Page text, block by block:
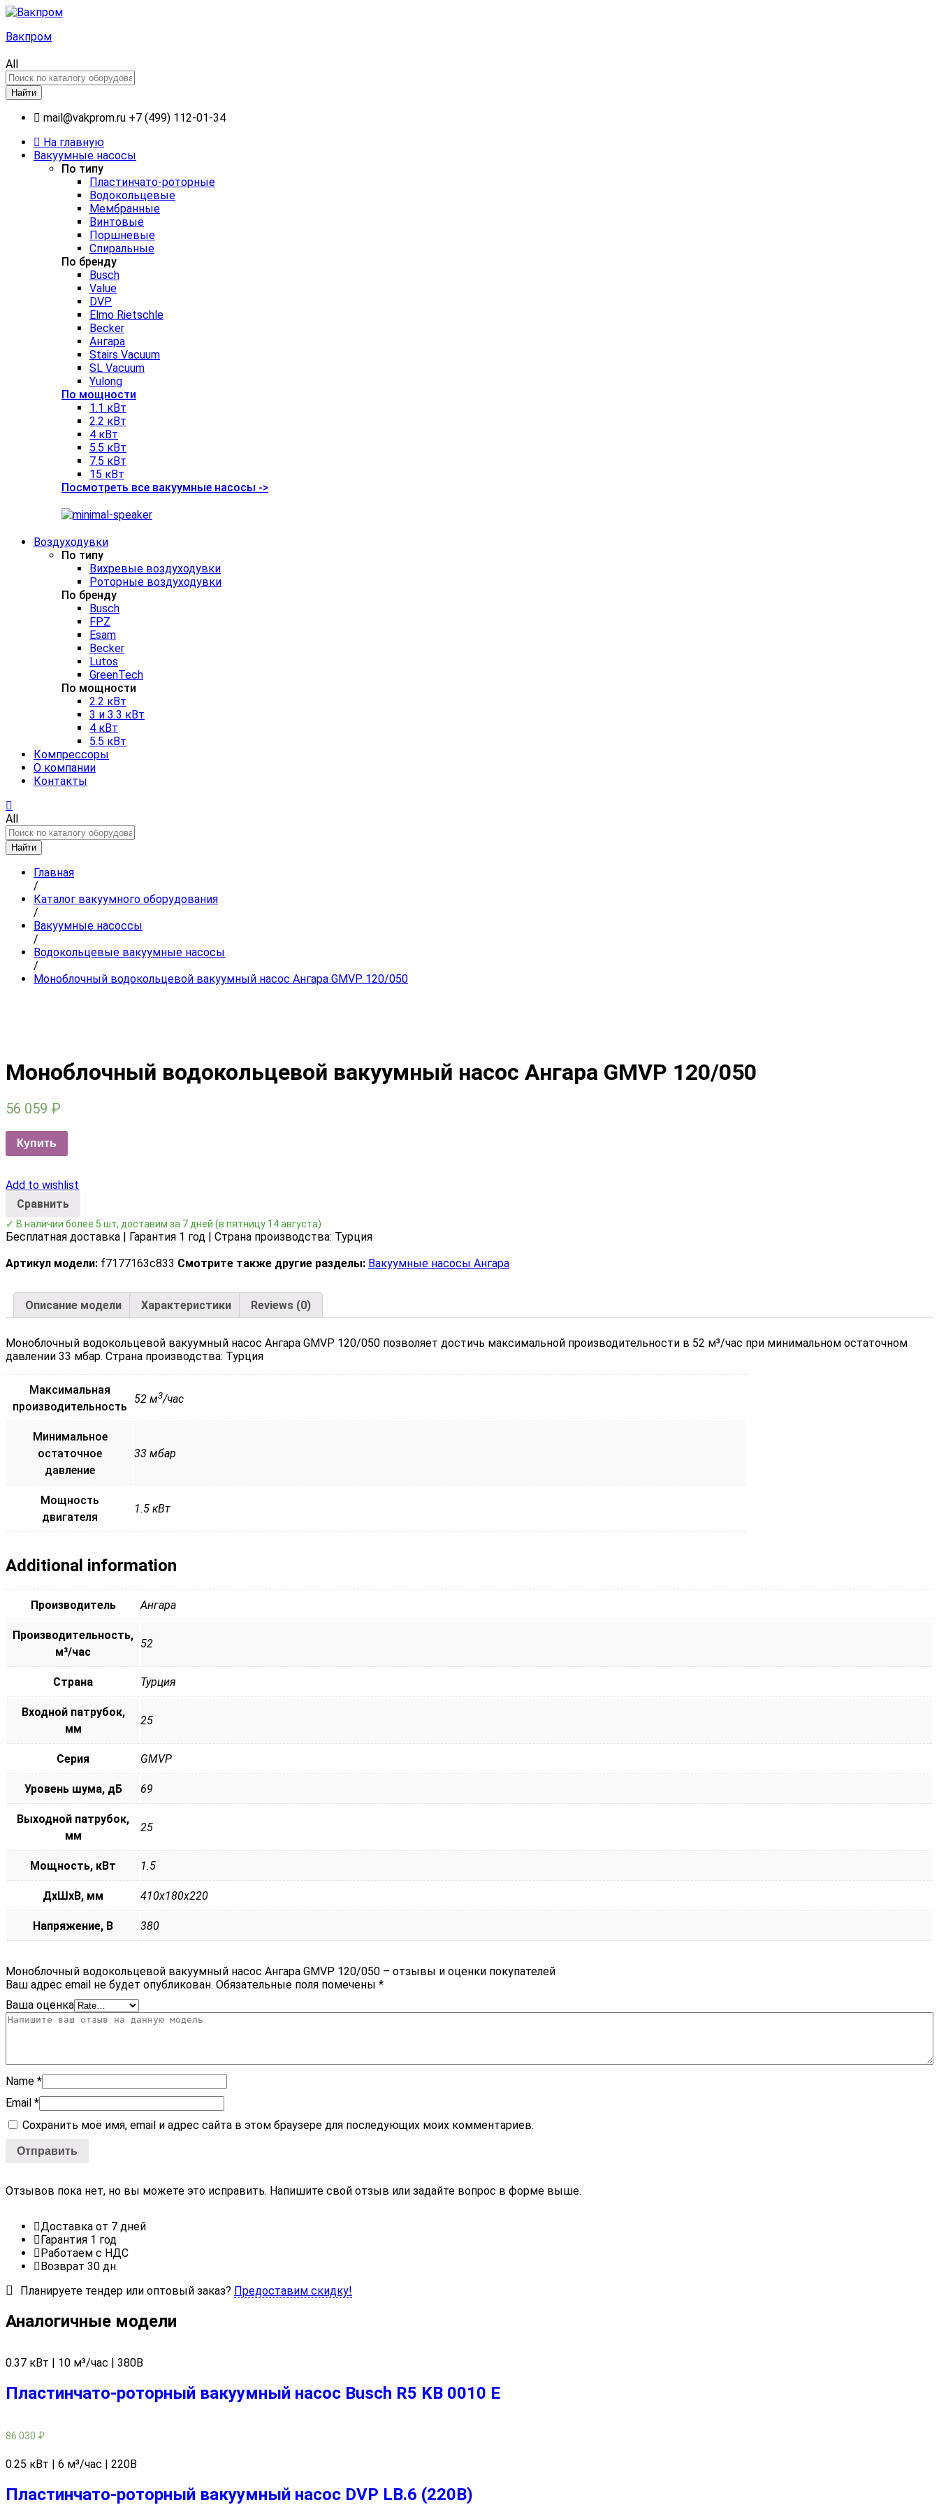
Вакпром
All
Найти
mail@vakprom.ru +7 (499) 112-01-34
На главную
Вакуумные насосы
По типу
Пластинчато-роторные
Водокольцевые
Мембранные
Винтовые
Поршневые
Спиральные
По бренду
Busch
Value
DVP
Elmo Rietschle
Becker
Ангара
Stairs Vacuum
SL Vacuum
Yulong
По мощности
1.1 кВт
2.2 кВт
4 кВт
5.5 кВт
7.5 кВт
15 кВт
Посмотреть все вакуумные насосы ->
Воздуходувки
По типу
Вихревые воздуходувки
Роторные воздуходувки
По бренду
Busch
FPZ
Esam
Becker
Lutos
GreenTech
По мощности
2.2 кВт
3 и 3.3 кВт
4 кВт
5.5 кВт
Компрессоры
О компании
Контакты
All
Найти
Главная
/
Каталог вакуумного оборудования
/
Вакуумные насоссы
/
Водокольцевые вакуумные насосы
/
Моноблочный водокольцевой вакуумный насос Ангара GMVP 120/050
Моноблочный водокольцевой вакуумный насос Ангара GMVP 120/050
56 059 ₽
Купить
Add to wishlist
Сравнить
✓ В наличии более 5 шт, доставим за 7 дней (в пятницу 14 августа)
Бесплатная доставка | Гарантия 1 год | Страна производства: Турция
Артикул модели: f7177163c833 Смотрите также другие разделы: Вакуумные насосы Ангара
Описание модели Характеристики Reviews (0)
Моноблочный водокольцевой вакуумный насос Ангара GMVP 120/050 позволяет достичь максимальной производительности в 52 м³/час при минимальном остаточном
давлении 33 мбар. Страна производства: Турция
Максимальная
производительность
52 м3/час
Минимальное
остаточное
давление
33 мбар
Мощность
двигателя
1.5 кВт
Additional information
Производитель Ангара
Производительность,
м³/час
52
Страна Турция
Входной патрубок,
мм
25
Серия GMVP
Уровень шума, дБ 69
Выходной патрубок,
мм
25
Мощность, кВт 1.5
ДxШxВ, мм 410x180x220
Напряжение, В 380
Моноблочный водокольцевой вакуумный насос Ангара GMVP 120/050 – отзывы и оценки покупателей
Ваш адрес email не будет опубликован. Обязательные поля помечены *
Ваша оценка
Name *
Email *
Сохранить моё имя, email и адрес сайта в этом браузере для последующих моих комментариев.
Отзывов пока нет, но вы можете это исправить. Напишите свой отзыв или задайте вопрос в форме выше.
Доставка от 7 дней
Гарантия 1 год
Работаем с НДС
Возврат 30 дн.
Планируете тендер или оптовый заказ? Предоставим скидку!
Аналогичные модели
0.37 кВт | 10 м³/час | 380В
Пластинчато-роторный вакуумный насос Busch R5 KB 0010 E
86 030 ₽
0.25 кВт | 6 м³/час | 220В
Пластинчато-роторный вакуумный насос DVP LB.6 (220В)